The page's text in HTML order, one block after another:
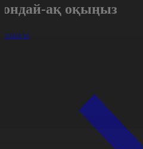
ақ оқыңыз